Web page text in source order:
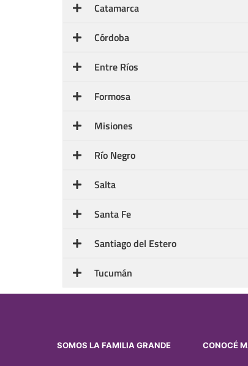
Catamarca
Córdoba
Entre Ríos
Formosa
Misiones
Río Negro
Salta
Santa Fe
Santiago del Estero
Tucumán
SOMOS LA FAMILIA GRANDE CONOCÉ